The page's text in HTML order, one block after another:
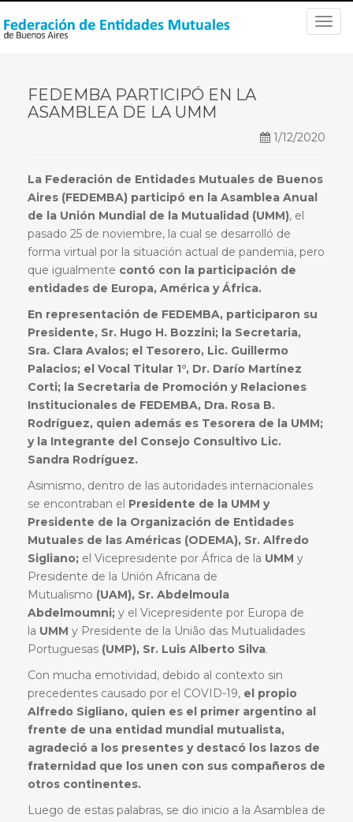
T
n
i
FEDEMBA PARTICIPÓ EN LA
ASAMBLEA DE LA UMM
1/12/2020
La Federación de Entidades Mutuales de Buenos
Aires (FEDEMBA) participó en la Asamblea Anual
de la Unión Mundial de la Mutualidad (UMM), el
pasado 25 de noviembre, la cual se desarrolló de
forma virtual por la situación actual de pandemia, pero
que igualmente contó con la participación de
entidades de Europa, América y África.
En representación de FEDEMBA, participaron su
Presidente, Sr. Hugo H. Bozzini; la Secretaria,
Sra. Clara Avalos; el Tesorero, Lic. Guillermo
Palacios; el Vocal Titular 1°, Dr. Darío Martínez
Corti; la Secretaria de Promoción y Relaciones
Institucionales de FEDEMBA, Dra. Rosa B.
Rodríguez, quien además es Tesorera de la UMM;
y la Integrante del Consejo Consultivo Lic.
Sandra Rodríguez.
Asimismo, dentro de las autoridades internacionales
se encontraban el Presidente de la UMM y
Presidente de la Organización de Entidades
Mutuales de las Américas (ODEMA), Sr. Alfredo
Sigliano; el Vicepresidente por África de la UMM y
Presidente de la Unión Africana de
Mutualismo (UAM), Sr. Abdelmoula
Abdelmoumni; y el Vicepresidente por Europa de
la UMM y Presidente de la União das Mutualidades
Portuguesas (UMP), Sr. Luis Alberto Silva.
Con mucha emotividad, debido al contexto sin
precedentes causado por el COVID-19, el propio
Alfredo Sigliano, quien es el primer argentino al
frente de una entidad mundial mutualista,
agradeció a los presentes y destacó los lazos de
fraternidad que los unen con sus compañeros de
otros continentes.
Luego de estas palabras, se dio inicio a la Asamblea de